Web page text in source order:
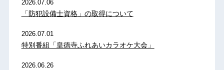
2026.07.06
「防犯設備士資格」の取得について
2026.07.01
特別番組「皇徳寺ふれあいカラオケ大会」
2026.06.26